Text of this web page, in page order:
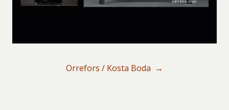
Orrefors / Kosta Boda →